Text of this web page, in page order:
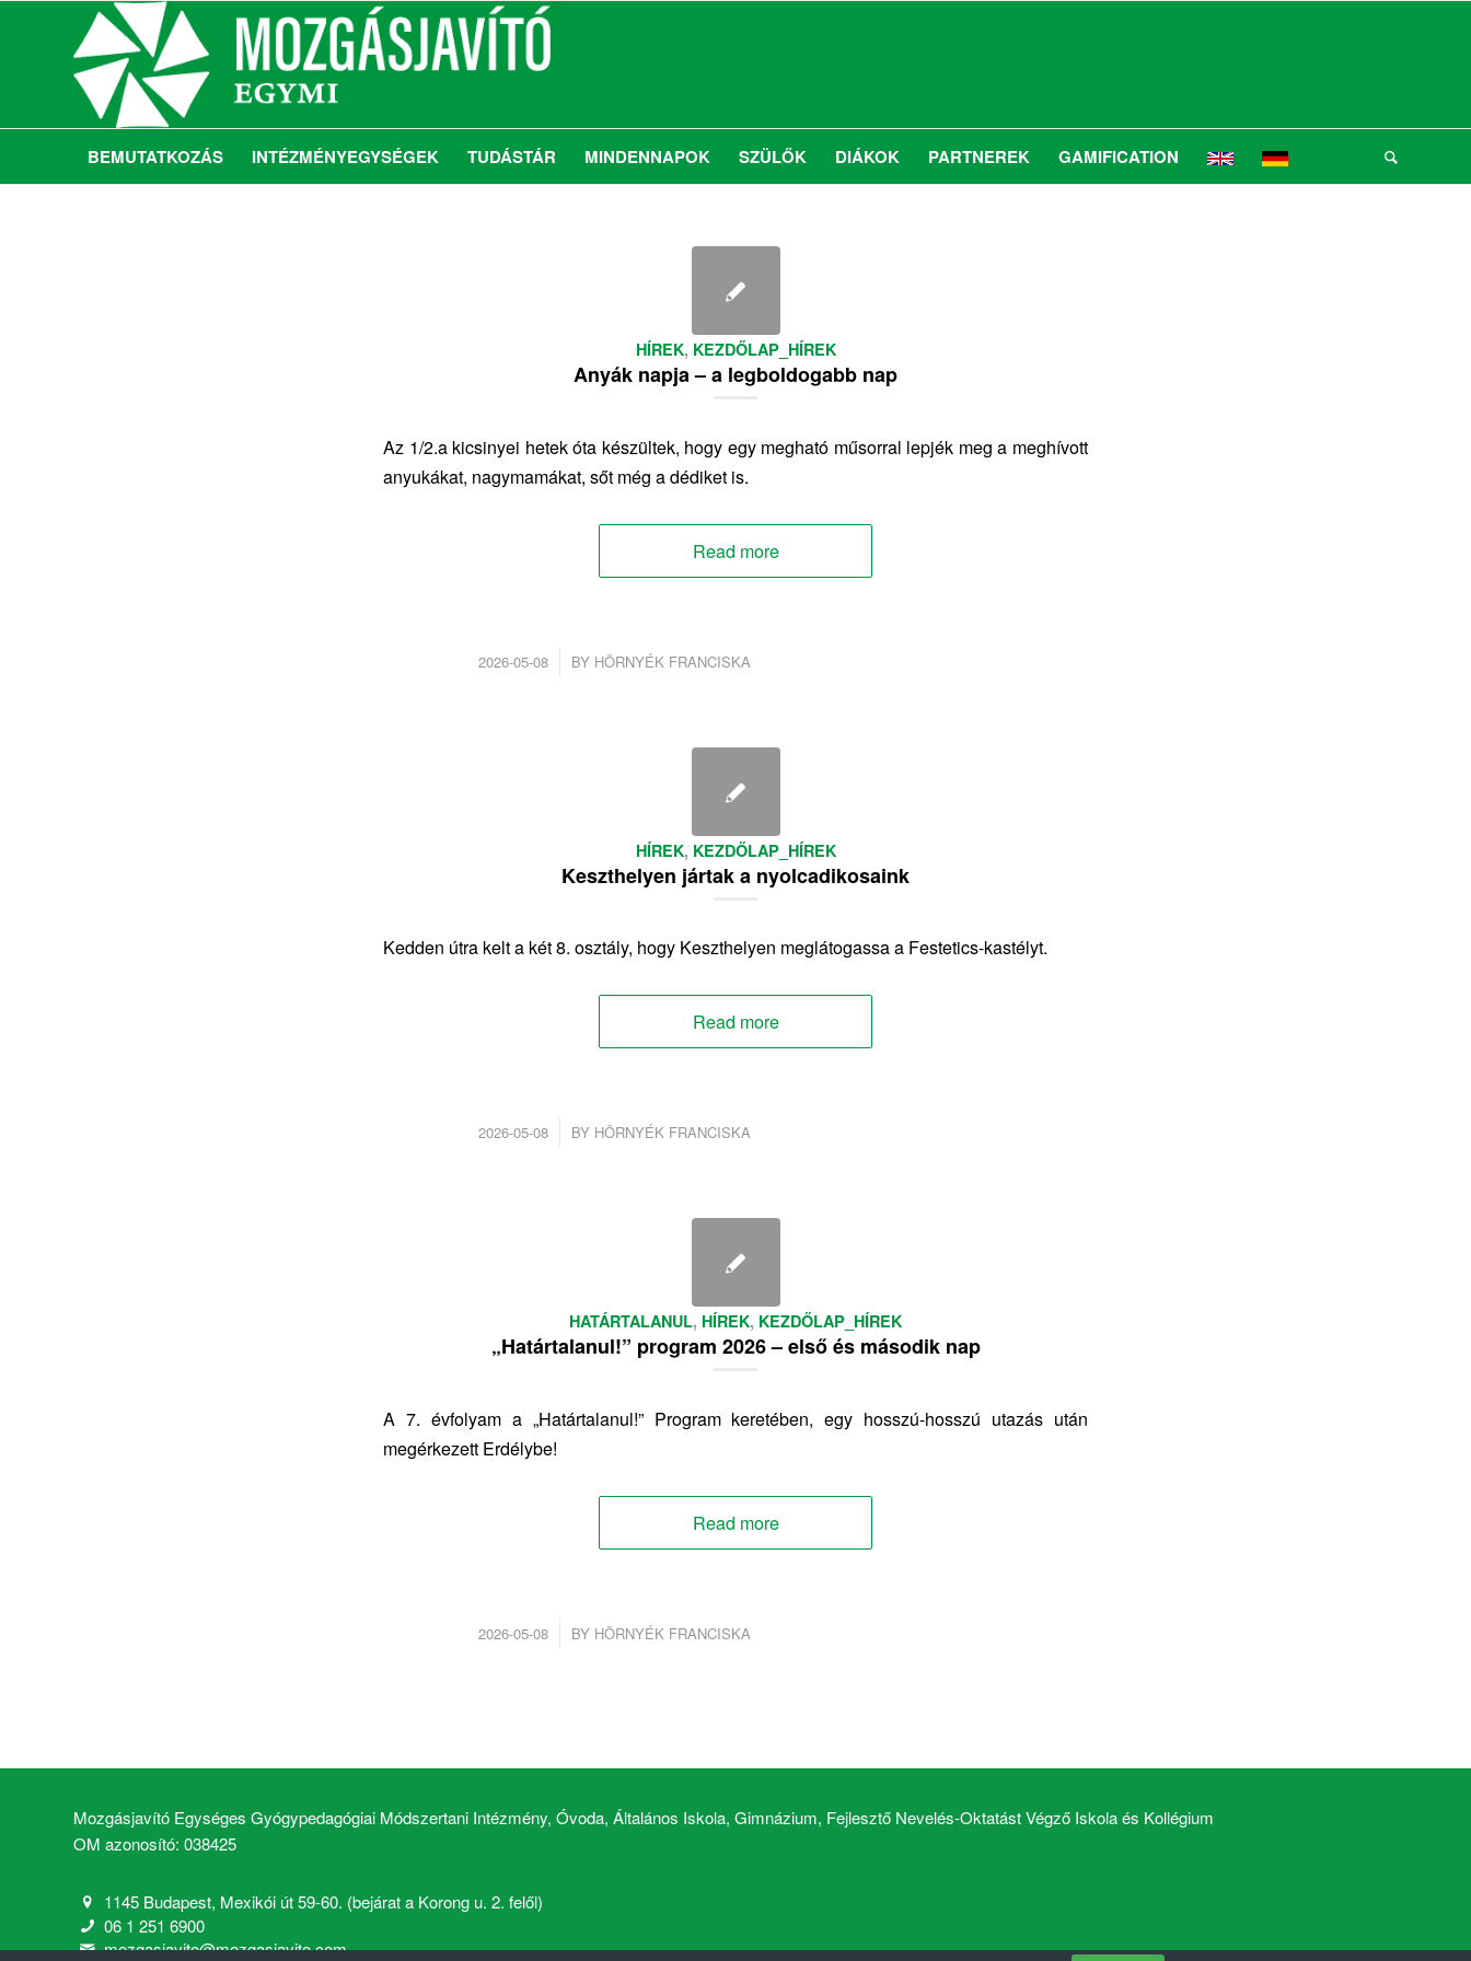
BEMUTATKOZÁS INTÉZMÉNYEGYSÉGEK TUDÁSTÁR MINDENNAPOK SZÜLŐK DIÁKOK PARTNEREK GAMIFICATION
HÍREK, KEZDŐLAP_HÍREK
Anyák napja – a legboldogabb nap
Az 1/2.a kicsinyei hetek óta készültek, hogy egy megható műsorral lepjék meg a meghívott
anyukákat, nagymamákat, sőt még a dédiket is.
Read more
2026-05-08
/ BY HÖRNYÉK FRANCISKA
HÍREK, KEZDŐLAP_HÍREK
Keszthelyen jártak a nyolcadikosaink
Kedden útra kelt a két 8. osztály, hogy Keszthelyen meglátogassa a Festetics-kastélyt.
Read more
2026-05-08
/ BY HÖRNYÉK FRANCISKA
HATÁRTALANUL, HÍREK, KEZDŐLAP_HÍREK
„Határtalanul!” program 2026 – első és második nap
A 7. évfolyam a „Határtalanul!” Program keretében, egy hosszú-hosszú utazás után
megérkezett Erdélybe!
Read more
2026-05-08
/ BY HÖRNYÉK FRANCISKA
Mozgásjavító Egységes Gyógypedagógiai Módszertani Intézmény, Óvoda, Általános Iskola, Gimnázium, Fejlesztő Nevelés-Oktatást Végző Iskola és Kollégium
OM azonosító: 038425
1145 Budapest, Mexikói út 59-60. (bejárat a Korong u. 2. felől)
06 1 251 6900
mozgasjavito@mozgasjavito.com